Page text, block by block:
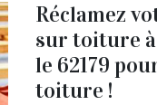
Réclamez
sur toiture
le 62179
toiture !